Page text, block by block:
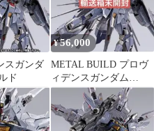
スガンダ
ド
¥56,000
METAL BUILD プロヴ
ィデンスガンダム
CLIMAX BATTLEVer